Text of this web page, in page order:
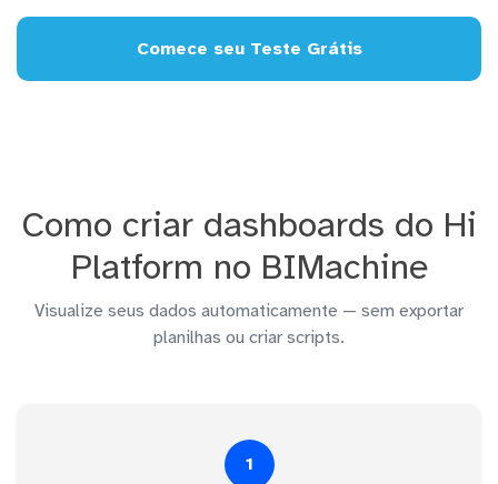
Comece seu Teste Grátis
Como criar dashboards do Hi
Platform no BIMachine
Visualize seus dados automaticamente — sem exportar
planilhas ou criar scripts.
1